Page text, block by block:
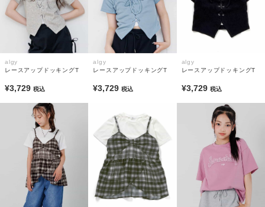
algy
レースアップドッキングT
¥3,729 税込
algy
レースアップドッキングT
¥3,729税込
algy
レースアップドッキングT
¥3,729 税込